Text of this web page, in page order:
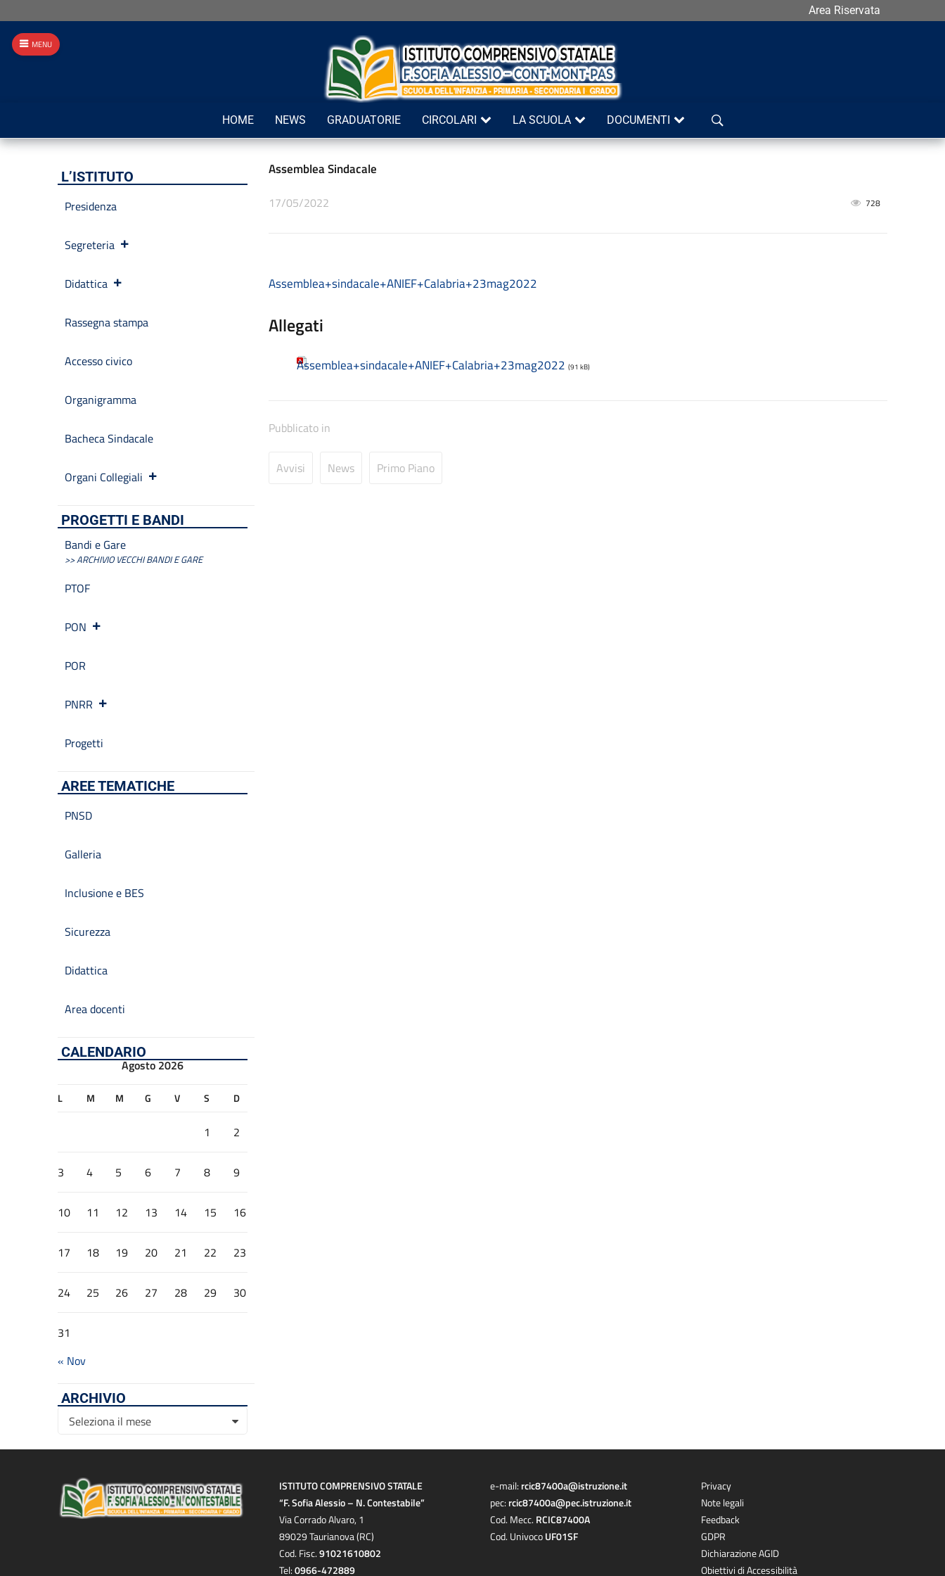
Area Riservata
Cerca
HOME NEWS GRADUATORIE CIRCOLARI LA SCUOLA DOCUMENTI
Assemblea Sindacale
17/05/2022 728
Assemblea+sindacale+ANIEF+Calabria+23mag2022
Allegati
Assemblea+sindacale+ANIEF+Calabria+23mag2022 (91 kB)
Pubblicato in
Avvisi News Primo Piano
L’ISTITUTO
Presidenza
Segreteria
Didattica
Rassegna stampa
Accesso civico
Organigramma
Bacheca Sindacale
Organi Collegiali
PROGETTI E BANDI
Bandi e Gare
>> ARCHIVIO VECCHI BANDI E GARE
PTOF
PON
POR
PNRR
Progetti
AREE TEMATICHE
PNSD
Galleria
Inclusione e BES
Sicurezza
Didattica
Area docenti
CALENDARIO
Agosto 2026
L M M G V S D
1 2
3 4 5 6 7 8 9
10 11 12 13 14 15 16
17 18 19 20 21 22 23
24 25 26 27 28 29 30
31
« Nov
ARCHIVIO
Archivio
Seleziona il mese
ISTITUTO COMPRENSIVO STATALE
“F. Sofia Alessio – N. Contestabile”
Via Corrado Alvaro, 1
89029 Taurianova (RC)
Cod. Fisc.91021610802
Tel:0966-472889
e-mail: rcic87400a@istruzione.it
pec: rcic87400a@pec.istruzione.it
Cod. Mecc. RCIC87400A
Cod. UnivocoUF01SF
Privacy
Note legali
Feedback
GDPR
Dichiarazione AGID
Obiettivi di Accessibilità
MENU